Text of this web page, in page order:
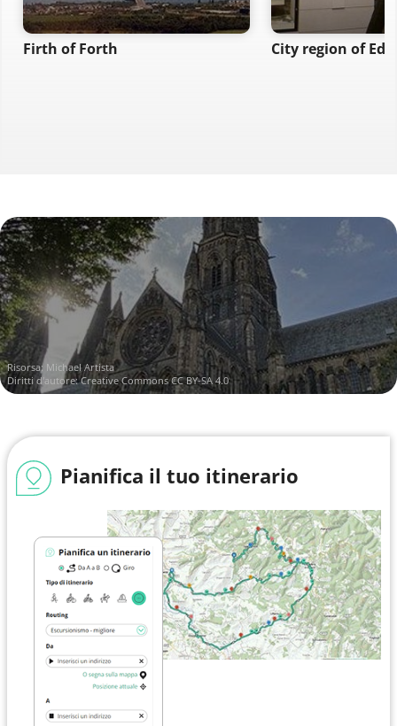
Firth of Forth City region of
Risorsa: Michael Artista
Diritti d'autore:Creative Commons CC BY-SA 4.0
Pianifica il tuo itinerario